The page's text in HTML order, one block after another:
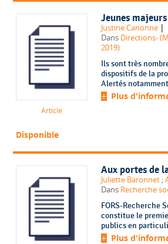
Article
Jeunes
Justine Canonne |
Dans Directions-
2019)
Ils sont très
dispositifs de la
Alertés
Plus
Disponible
Aux portes de
Juliette Baronnet ;
Dans Recherche
FORS-Recherche
constitue le
publics en
Plus